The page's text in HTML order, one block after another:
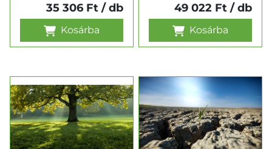
35 306 Ft/ db
Kosárba
49 022 Ft/ db
Kosárba